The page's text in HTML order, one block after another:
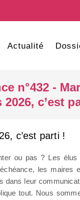
Actualité
n°432 -
c’est
c’est parti !
ou pas ? Les
les maires
dans leur
tout. Nous